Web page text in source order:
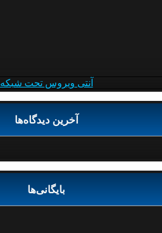
آنتی ویروس تحت شبکه
آخرین دیدگاه‌ها
بایگانی‌ها